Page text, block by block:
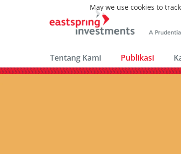
Tentang Kami Publikasi
May we use cookies to